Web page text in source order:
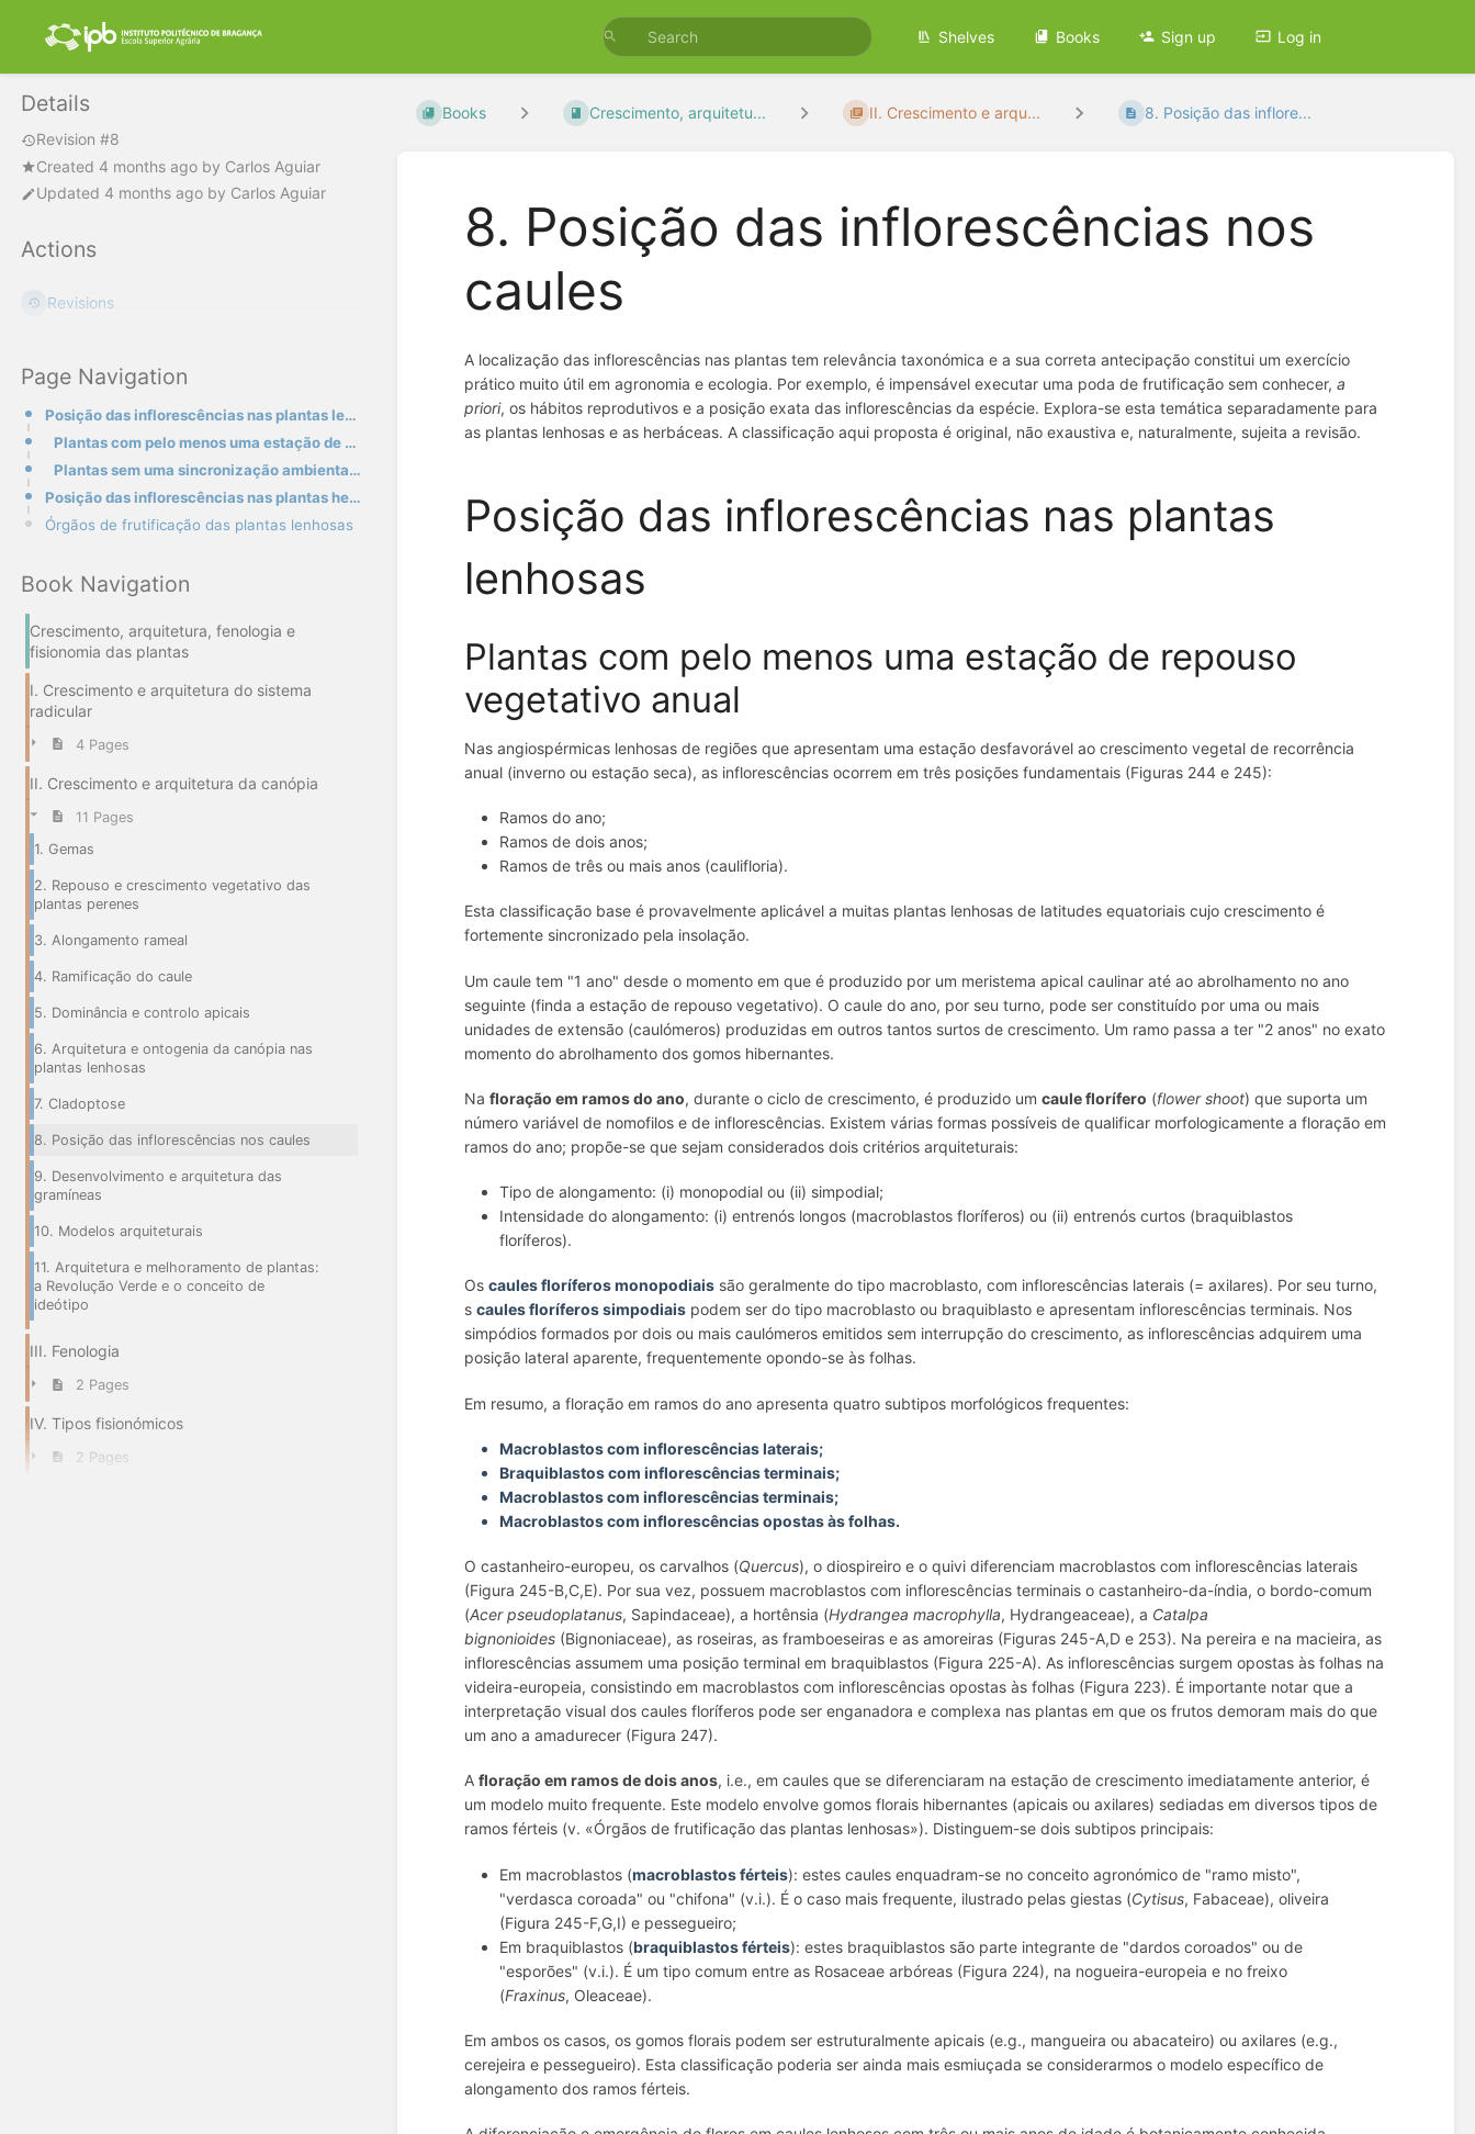
Shelves Books Sign up Log in
Details
Revision #8
Created 4 months ago by Carlos Aguiar
Updated 4 months ago by Carlos Aguiar
Actions
Revisions
Page Navigation
Posição das inflorescências nas plantas lenhosas
Plantas com pelo menos uma estação de repouso vegetativo anual
Plantas sem uma sincronização ambiental do crescimento e da floração
Posição das inflorescências nas plantas herbáceas
Órgãos de frutificação das plantas lenhosas
Book Navigation
Crescimento, arquitetura, fenologia e
fisionomia das plantas
I. Crescimento e arquitetura do sistema
radicular
4 Pages
II. Crescimento e arquitetura da canópia
11 Pages
1. Gemas
2. Repouso e crescimento vegetativo das
plantas perenes
3. Alongamento rameal
4. Ramificação do caule
5. Dominância e controlo apicais
6. Arquitetura e ontogenia da canópia nas
plantas lenhosas
7. Cladoptose
8. Posição das inflorescências nos caules
9. Desenvolvimento e arquitetura das
gramíneas
10. Modelos arquiteturais
11. Arquitetura e melhoramento de plantas:
a Revolução Verde e o conceito de
ideótipo
III. Fenologia
2 Pages
IV. Tipos fisionómicos
2 Pages
Books Crescimento, arquitetu... II. Crescimento e arqu... 8. Posição das inflore...
8. Posição das inflorescências nos
caules
A localização das inflorescências nas plantas tem relevância taxonómica e a sua correta antecipação constitui um exercício
prático muito útil em agronomia e ecologia. Por exemplo, é impensável executar uma poda de frutificação sem conhecer,a
priori, os hábitos reprodutivos e a posição exata das inflorescências da espécie. Explora-se esta temática separadamente para
as plantas lenhosas e as herbáceas. A classificação aqui proposta é original, não exaustiva e, naturalmente, sujeita a revisão.
Posição das inflorescências nas plantas
lenhosas
Plantas com pelo menos uma estação de repouso
vegetativo anual
Nas angiospérmicas lenhosas de regiões que apresentam uma estação desfavorável ao crescimento vegetal de recorrência
anual (inverno ou estação seca), as inflorescências ocorrem em três posições fundamentais (Figuras 244 e 245):
Ramos do ano;
Ramos de dois anos;
Ramos de três ou mais anos (caulifloria).
Esta classificação base é provavelmente aplicável a muitas plantas lenhosas de latitudes equatoriais cujo crescimento é
fortemente sincronizado pela insolação.
Um caule tem "1 ano" desde o momento em que é produzido por um meristema apical caulinar até ao abrolhamento no ano
seguinte (finda a estação de repouso vegetativo). O caule do ano, por seu turno, pode ser constituído por uma ou mais
unidades de extensão (caulómeros) produzidas em outros tantos surtos de crescimento. Um ramo passa a ter "2 anos" no exato
momento do abrolhamento dos gomos hibernantes.
Nafloração em ramos do ano, durante o ciclo de crescimento, é produzido umcaule florífero (flower shoot) que suporta um
número variável de nomofilos e de inflorescências. Existem várias formas possíveis de qualificar morfologicamente a floração em
ramos do ano; propõe-se que sejam considerados dois critérios arquiteturais:
Tipo de alongamento: (i) monopodial ou (ii) simpodial;
Intensidade do alongamento: (i) entrenós longos (macroblastos floríferos) ou (ii) entrenós curtos (braquiblastos
floríferos).
Oscaules floríferos monopodiais são geralmente do tipo macroblasto, com inflorescências laterais (= axilares). Por seu turno,
scaules floríferos simpodiais podem ser do tipo macroblasto ou braquiblasto e apresentam inflorescências terminais. Nos
simpódios formados por dois ou mais caulómeros emitidos sem interrupção do crescimento, as inflorescências adquirem uma
posição lateral aparente, frequentemente opondo-se às folhas.
Em resumo, a floração em ramos do ano apresenta quatro subtipos morfológicos frequentes:
Macroblastos com inflorescências laterais;
Braquiblastos com inflorescências terminais;
Macroblastos com inflorescências terminais;
Macroblastos com inflorescências opostas às folhas.
O castanheiro-europeu, os carvalhos (Quercus), o diospireiro e o quivi diferenciam macroblastos com inflorescências laterais
(Figura 245-B,C,E). Por sua vez, possuem macroblastos com inflorescências terminais o castanheiro-da-índia, o bordo-comum
(Acer pseudoplatanus, Sapindaceae), a hortênsia (Hydrangea macrophylla, Hydrangeaceae), a Catalpa
bignonioides (Bignoniaceae), as roseiras, as framboeseiras e as amoreiras (Figuras 245-A,D e 253). Na pereira e na macieira, as
inflorescências assumem uma posição terminal em braquiblastos (Figura 225-A). As inflorescências surgem opostas às folhas na
videira-europeia, consistindo em macroblastos com inflorescências opostas às folhas (Figura 223). É importante notar que a
interpretação visual dos caules floríferos pode ser enganadora e complexa nas plantas em que os frutos demoram mais do que
um ano a amadurecer (Figura 247).
Afloração em ramos de dois anos, i.e., em caules que se diferenciaram na estação de crescimento imediatamente anterior, é
um modelo muito frequente. Este modelo envolve gomos florais hibernantes (apicais ou axilares) sediadas em diversos tipos de
ramos férteis (v. «Órgãos de frutificação das plantas lenhosas»). Distinguem-se dois subtipos principais:
Em macroblastos (macroblastos férteis): estes caules enquadram-se no conceito agronómico de "ramo misto",
"verdasca coroada" ou "chifona" (v.i.). É o caso mais frequente, ilustrado pelas giestas (Cytisus, Fabaceae), oliveira
(Figura 245-F,G,I) e pessegueiro;
Em braquiblastos (braquiblastos férteis): estes braquiblastos são parte integrante de "dardos coroados" ou de
"esporões" (v.i.). É um tipo comum entre as Rosaceae arbóreas (Figura 224), na nogueira-europeia e no freixo
(Fraxinus, Oleaceae).
Em ambos os casos, os gomos florais podem ser estruturalmente apicais (e.g., mangueira ou abacateiro) ou axilares (e.g.,
cerejeira e pessegueiro). Esta classificação poderia ser ainda mais esmiuçada se considerarmos o modelo específico de
alongamento dos ramos férteis.